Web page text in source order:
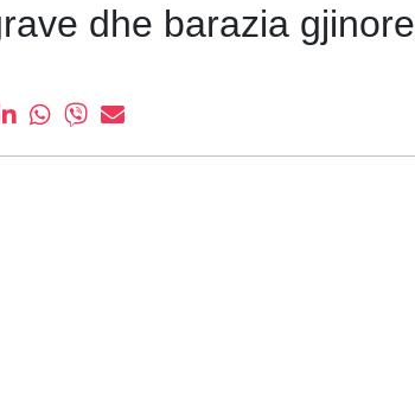
dhe barazia gjinore